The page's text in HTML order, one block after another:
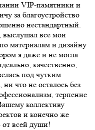
VIP-памятники и
за благоустройство
нестандартный.
выслушал все мои
материалам и дизайну
я даже и не могла
качественно,
под чутким
что не осталось без
терпение
коллективу
и конечно же
от всей души!